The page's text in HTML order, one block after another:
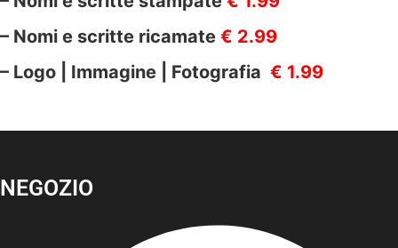
– Nomi e scritte ricamate € 2.99
– Logo | Immagine | Fotografia € 1.99
NEGOZIO